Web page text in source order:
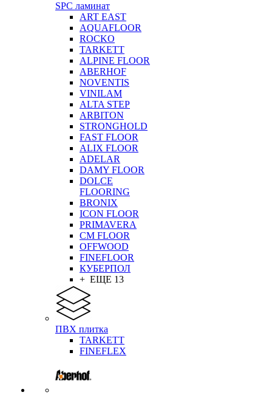
SPC ламинат
ART EAST
AQUAFLOOR
ROCKO
TARKETT
ALPINE FLOOR
ABERHOF
NOVENTIS
VINILAM
ALTA STEP
ARBITON
STRONGHOLD
FAST FLOOR
ALIX FLOOR
ADELAR
DAMY FLOOR
DOLCE
FLOORING
BRONIX
ICON FLOOR
PRIMAVERA
CM FLOOR
OFFWOOD
FINEFLOOR
КУБЕРПОЛ
+ ЕЩЕ 13
ПВХ плитка
TARKETT
FINEFLEX